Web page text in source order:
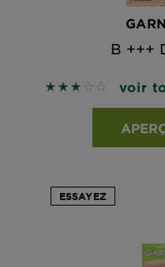
B +++
3 out of 5 stars
voir
ESSAYEZ